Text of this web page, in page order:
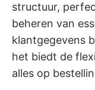
structuur,
beheren van
klantgegevens
het biedt de
alles op